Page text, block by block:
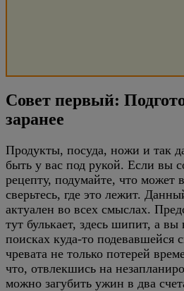
Совет первый:
заранее
Продукты, посуда, ножи и так
быть у вас под рукой. Если вы
рецепту, подумайте, что может
сверьтесь, где это лежит.
актуален во всех смыслах.
тут булькает, здесь шипит, а вы
поисках куда-то подевавшейся
чревата не только потерей
что, отвлекшись на
можно загубить ужин в два